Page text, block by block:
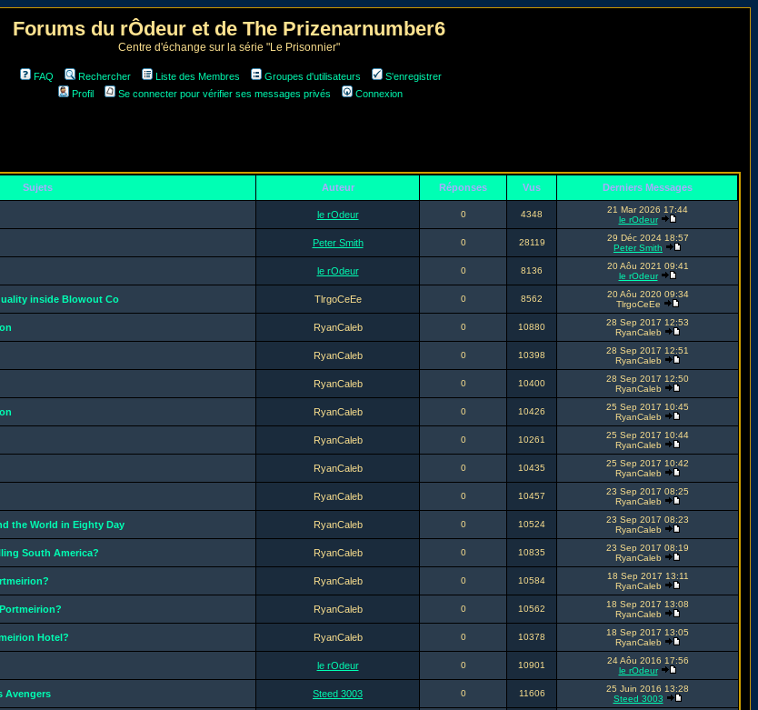
Forums du rÔdeur et de The Prizenarnumber6
Centre d'échange sur la série "Le Prisonnier"
FAQ Rechercher Liste des Membres Groupes d'utilisateurs
S'enregistrer
Profil
Se connecter pour vérifier ses messages privés Connexion
Sujets Auteur Réponses Vus Derniers Messages
le rOdeur 0 4348
21 Mar 2026 17:44
le rOdeur
Peter Smith 0 28119
29 Déc 2024 18:57
Peter Smith
le rOdeur 0 8136
20 Aôu 2021 09:41
le rOdeur
inside Blowout Co TlrgoCeEe 0 8562
20 Aôu 2020 09:34
TlrgoCeEe
RyanCaleb 0 10880
28 Sep 2017 12:53
RyanCaleb
RyanCaleb 0 10398
28 Sep 2017 12:51
RyanCaleb
RyanCaleb 0 10400
28 Sep 2017 12:50
RyanCaleb
RyanCaleb 0 10426
25 Sep 2017 10:45
RyanCaleb
RyanCaleb 0 10261
25 Sep 2017 10:44
RyanCaleb
RyanCaleb 0 10435
25 Sep 2017 10:42
RyanCaleb
RyanCaleb 0 10457
23 Sep 2017 08:25
RyanCaleb
the World in Eighty Day RyanCaleb 0 10524
23 Sep 2017 08:23
RyanCaleb
South America? RyanCaleb 0 10835
23 Sep 2017 08:19
RyanCaleb
RyanCaleb 0 10584
18 Sep 2017 13:11
RyanCaleb
RyanCaleb 0 10562
18 Sep 2017 13:08
RyanCaleb
Hotel? RyanCaleb 0 10378
18 Sep 2017 13:05
RyanCaleb
le rOdeur 0 10901
24 Aôu 2016 17:56
le rOdeur
Avengers Steed 3003 0 11606
25 Juin 2016 13:28
Steed 3003